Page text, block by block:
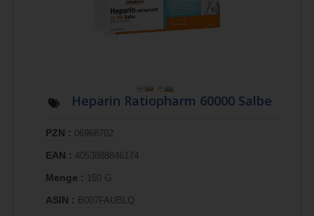
Heparin Ratiopharm 60000 Salbe
PZN : 06968702
EAN : 4053888846174
Menge : 150 G
ASIN : B007FAUBLQ